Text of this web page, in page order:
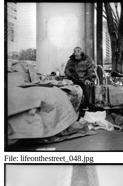
File: lifeonthestreet_048.jpg